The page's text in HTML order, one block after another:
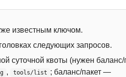
известным ключом.
следующих запросов.
суточной квоты (нужен баланс/
, tools/list ; баланс/пакет —